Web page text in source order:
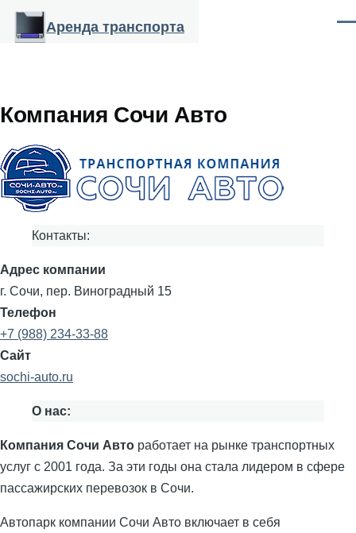
Перейти к основному содержанию
Аренда транспорта
Компания Сочи Авто
Контакты:
Адрес компании
г. Сочи, пер. Виноградный 15
Телефон
+7 (988) 234-33-88
Сайт
sochi-auto.ru
О нас:
Компания Сочи Авто работает на рынке транспортных
услуг с 2001 года. За эти годы она стала лидером в сфере
пассажирских перевозок в Сочи.
Автопарк компании Сочи Авто включает в себя